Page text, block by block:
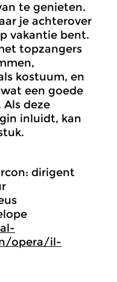
te genieten.
je achterover
vakantie bent.
topzangers
kostuum, en
een goede
deze
inluidt, kan
dirigent
opera/il-